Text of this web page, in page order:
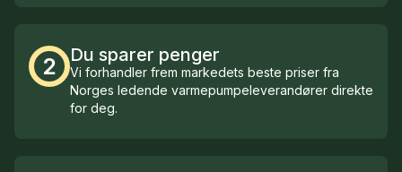
2 Du sparer penger
Vi forhandler frem markedets beste priser fra
Norges ledende varmepumpeleverandører direkte
for deg.